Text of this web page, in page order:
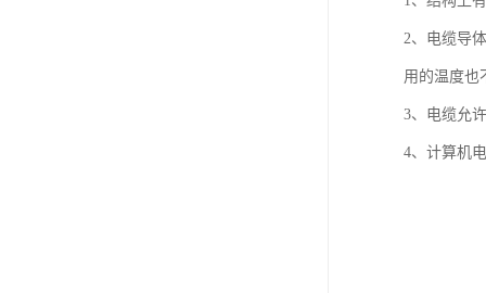
2、电缆导
用的温度也
3、电缆允
4、计算机